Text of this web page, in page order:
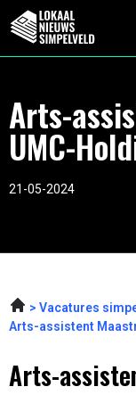
Arts-
UMC-
21-05-2024
Vacatures
Arts-assistent
Arts-